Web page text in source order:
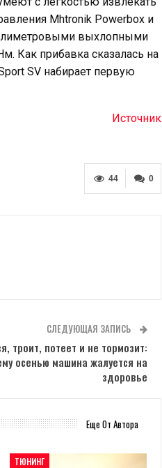
Mhtronik Powerbox и
выхлопными
Как прибавка сказалась на
SV набирает первую
Источник
0
44
СЛЕДУЮЩАЯ ЗАПИСЬ
троит, потеет и не тормозит:
осенью машина жалуется на
здоровье
Еще От Автора
ТЮНИНГ